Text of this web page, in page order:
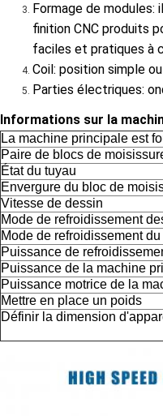
Formage de
finition CNC produits
faciles et pratiques à
Coil: position simple
Parties électriques:
Informations sur la
La machine principale est
Paire de blocs de
État du tuyau
Envergure du bloc de
Vitesse de dessin
Mode de refroidissement
Mode de refroidissement du
Puissance de
Puissance de la machine
Puissance motrice de la
Mettre en place un poids
Définir la dimension